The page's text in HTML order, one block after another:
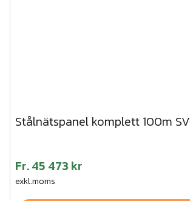
Stålnätspanel komplett 100m SV
Fr.45 473 kr
exkl.moms